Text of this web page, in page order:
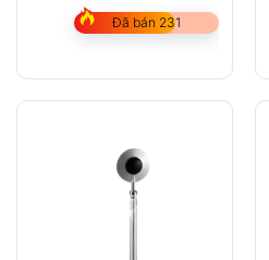
Đã bán 231